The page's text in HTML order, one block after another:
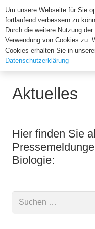
Institut
Suchen
nach:
Aktuelles
Hier finden Sie
Biologie:
Suchen
Um unsere Webseite für Sie
fortlaufend verbessern zu
Durch die weitere Nutzung
Verwendung von Cookies zu.
Cookies erhalten Sie in
Datenschutzerklärung